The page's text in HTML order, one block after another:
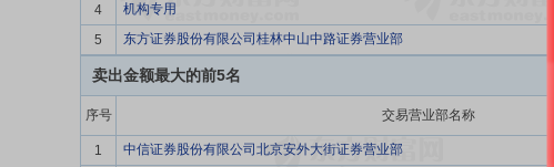
4
机构专用
5
东方证券股份有限公司桂林中山中路证券营业部
卖出金额最大的前5名
序号 交易营业部名称
1 中信证券股份有限公司北京安外大街证券营业部